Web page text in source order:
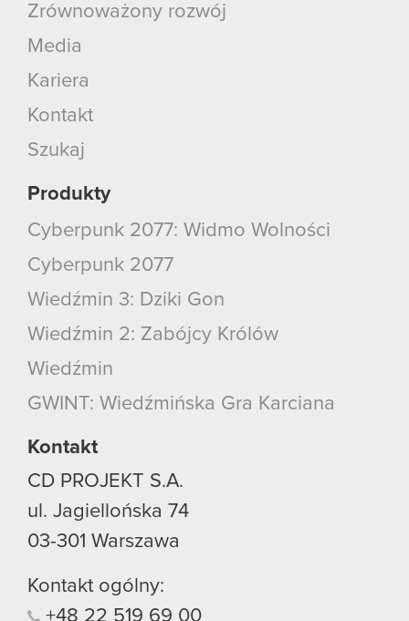
Zrównoważony rozwój
Media
Kariera
Kontakt
Szukaj
Produkty
Cyberpunk 2077: Widmo Wolności
Cyberpunk 2077
Wiedźmin 3: Dziki Gon
Wiedźmin 2: Zabójcy Królów
Wiedźmin
GWINT: Wiedźmińska Gra Karciana
Kontakt
CD PROJEKT S.A.
ul. Jagiellońska 74
03-301 Warszawa
Kontakt ogólny:
+48 22 519 69 00